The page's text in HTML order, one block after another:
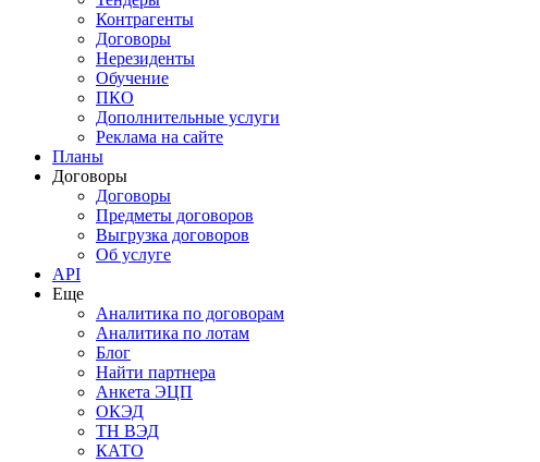
Контрагенты
Договоры
Нерезиденты
Обучение
ПКО
Дополнительные услуги
Реклама на сайте
Планы
Договоры
Договоры
Предметы договоров
Выгрузка договоров
Об услуге
API
Еще
Аналитика по договорам
Аналитика по лотам
Блог
Найти партнера
Анкета ЭЦП
ОКЭД
ТН ВЭД
КАТО